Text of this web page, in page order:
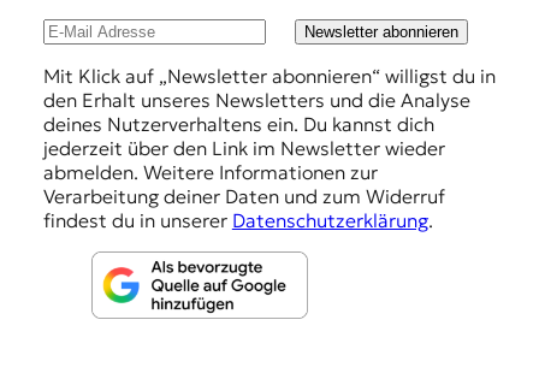
Newsletter abonnieren
Mit Klick auf „Newsletter abonnieren“ willigst du in
den Erhalt unseres Newsletters und die Analyse
deines Nutzerverhaltens ein. Du kannst dich
jederzeit über den Link im Newsletter wieder
abmelden. Weitere Informationen zur
Verarbeitung deiner Daten und zum Widerruf
findest du in unserer Datenschutzerklärung.